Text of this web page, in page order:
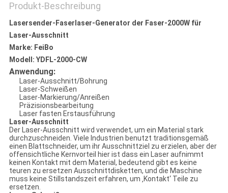
Produkt-Beschreibung
Lasersender-Faserlaser-Generator der Faser-2000W für
Laser-Ausschnitt
Marke: FeiBo
Modell: YDFL-2000-CW
Anwendung:
Laser-Ausschnitt/Bohrung
Laser-Schweißen
Laser-Markierung/Anreißen
Präzisionsbearbeitung
Laser fasten Erstausführung
Laser-Ausschnitt
Der Laser-Ausschnitt wird verwendet, um ein Material stark
durchzuschneiden. Viele Industrien benutzt traditionsgemäß
einen Blattschneider, um ihr Ausschnittziel zu erzielen, aber der
offensichtliche Kernvorteil hier ist dass ein Laser aufnimmt
keinen Kontakt mit dem Material, bedeutend gibt es keine
teuren zu ersetzen Ausschnittdisketten, und die Maschine
muss keine Stillstandszeit erfahren, um ‚Kontakt‘ Teile zu
ersetzen.